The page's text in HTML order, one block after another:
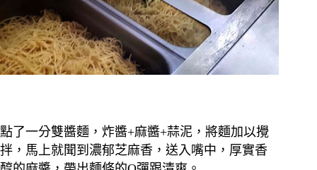
點了一分雙醬麵，炸醬+麻醬+蒜泥，將麵加以攪
拌，馬上就聞到濃郁芝麻香，送入嘴中，厚實香